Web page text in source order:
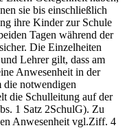
sie bis einschließlich
ihre Kinder zur Schule
Tagen während der
Die Einzelheiten
Lehrer gilt, dass am
Anwesenheit in der
notwendigen
die Schulleitung auf der
1 Satz 2SchulG). Zu
Anwesenheit vgl.Ziff. 4